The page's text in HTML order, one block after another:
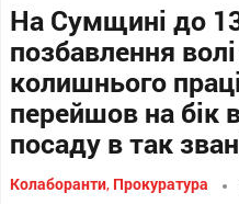
На Сумщині до
позбавлення
колишнього
перейшов на бік
посаду в так
Колаборанти, Прокуратура